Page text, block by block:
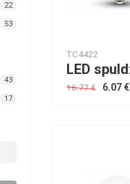
22
53
43
17
TC4422
16.77 €
6.07 €